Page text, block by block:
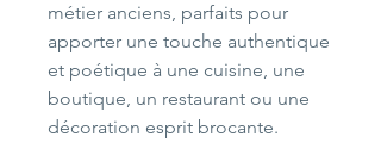
métier anciens, parfaits pour
apporter une touche authentique
et poétique à une cuisine, une
boutique, un restaurant ou une
décoration esprit brocante.